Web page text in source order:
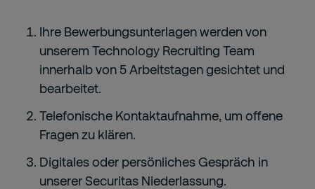
Ihre Bewerbungsunterlagen werden von
unserem Technology Recruiting Team
innerhalb von 5 Arbeitstagen gesichtet und
bearbeitet.
Telefonische Kontaktaufnahme, um offene
Fragen zu klären.
Digitales oder persönliches Gespräch in
unserer Securitas Niederlassung.